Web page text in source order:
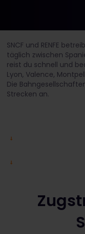
SNCF und RENFE
täglich zwischen
reist du schnell und
Lyon, Valence,
Die
Strecken an.